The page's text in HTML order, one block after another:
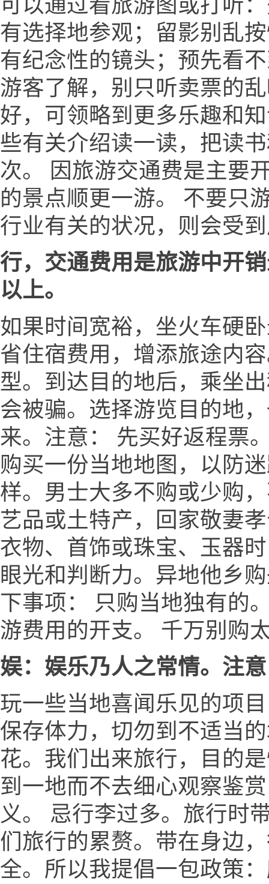
可以通过看旅游图或打听
有选择地参观；留影别乱
有纪念性的镜头；预先看
游客了解，别只听卖票的
好，可领略到更多乐趣和
些有关介绍读一读，把读
次。 因旅游交通费是主要
的景点顺更一游。 不要只
行业有关的状况，则会受
行，交通费用是旅游中开
以上。
如果时间宽裕，坐火车硬
省住宿费用，增添旅途内
型。到达目的地后，乘坐
会被骗。选择游览目的地
来。注意： 先买好返程票
购买一份当地地图，以防
样。男士大多不购或少购
艺品或土特产，回家敬妻
衣物、首饰或珠宝、玉器
眼光和判断力。异地他乡
下事项： 只购当地独有的
游费用的开支。 千万别购
娱：娱乐乃人之常情。注
玩一些当地喜闻乐见的项
保存体力，切勿到不适当
花。我们出来旅行，目的
到一地而不去细心观察鉴
义。 忌行李过多。旅行时
们旅行的累赘。带在身边
全。所以我提倡一包政策